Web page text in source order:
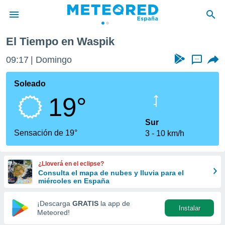
de
por
que se
calidad.
a este
las
y
forma
digital
basada
El Tiempo en Waspik
09:17 Domingo ...
Soleado
19°
Sensación de 19°
Sur
3
10 km/h
¿Lloverá en el eclipse?
Consulta el mapa de nubes y lluvia para el
miércoles en España
¡Descarga GRATIS la app de
Meteored!
Instalar